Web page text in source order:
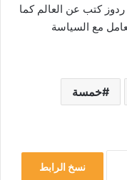
ردوز كتب عن العالم كما
مع السياسة
خمسة
نسخ الرابط